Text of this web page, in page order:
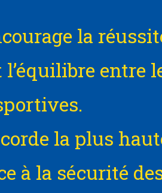
la
l’équilibre entre
la plus
à la sécurité